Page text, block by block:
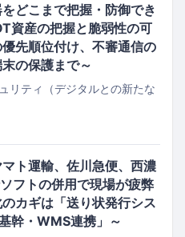
どこまで把握・防御でき
資産の把握と脆弱性の可
先順位付け、不審通信の
の保護まで～
リティ（デジタルとの新たな
マト運輸、佐川急便、西濃
フトの併用で現場が疲弊
カギは「送り状発行シス
幹・WMS連携」～